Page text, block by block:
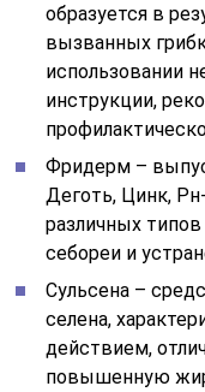
образуется в
вызванных
использовании
инструкции,
Фридерм –
Деготь, Цинк,
различных типов
себореи и
Сульсена –
селена,
действием,
повышенную